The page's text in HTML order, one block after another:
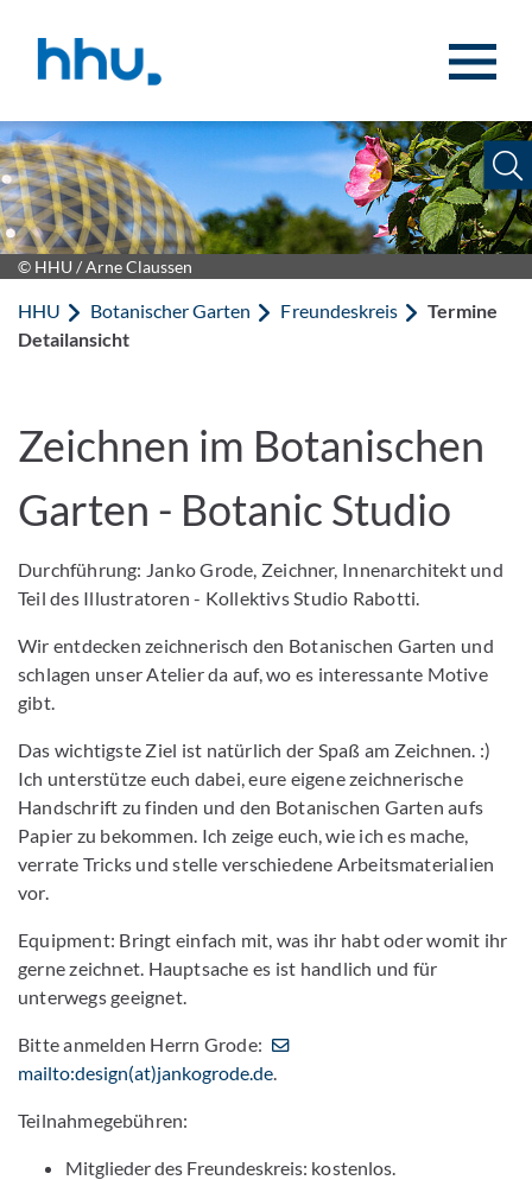
© HHU / Arne Claussen
HHU Botanischer Garten Freundeskreis
Termine
Detailansicht
Zeichnen im Botanischen
Garten - Botanic Studio
Durchführung: Janko Grode, Zeichner, Innenarchitekt und
Teil des Illustratoren - Kollektivs Studio Rabotti.
Wir entdecken zeichnerisch den Botanischen Garten und
schlagen unser Atelier da auf, wo es interessante Motive
gibt.
Das wichtigste Ziel ist natürlich der Spaß am Zeichnen. :)
Ich unterstütze euch dabei, eure eigene zeichnerische
Handschrift zu finden und den Botanischen Garten aufs
Papier zu bekommen. Ich zeige euch, wie ich es mache,
verrate Tricks und stelle verschiedene Arbeitsmaterialien
vor.
Equipment: Bringt einfach mit, was ihr habt oder womit ihr
gerne zeichnet. Hauptsache es ist handlich und für
unterwegs geeignet.
Bitte anmelden Herrn Grode:
mailto:design(at)jankogrode.de.
Teilnahmegebühren:
Mitglieder des Freundeskreis: kostenlos.